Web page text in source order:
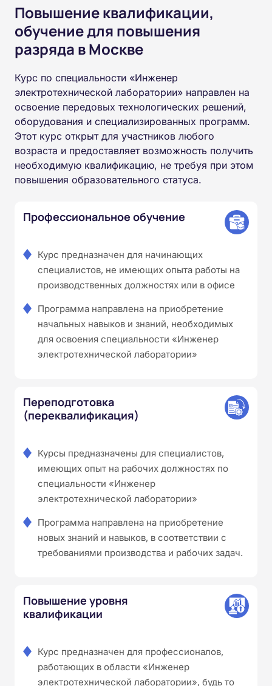
Повышение квалификации,
обучение для повышения
разряда в Москве
Курс по специальности «Инженер
электротехнической лаборатории» направлен на
освоение передовых технологических решений,
оборудования и специализированных программ.
Этот курс открыт для участников любого
возраста и предоставляет возможность получить
необходимую квалификацию, не требуя при этом
повышения образовательного статуса.
Профессиональное обучение
Курс предназначен для начинающих
специалистов, не имеющих опыта работы на
производственных должностях или в офисе
Программа направлена на приобретение
начальных навыков и знаний, необходимых
для освоения специальности «Инженер
электротехнической лаборатории»
Переподготовка
(переквалификация)
Курсы предназначены для специалистов,
имеющих опыт на рабочих должностях по
специальности «Инженер
электротехнической лаборатории»
Программа направлена на приобретение
новых знаний и навыков, в соответствии с
требованиями производства и рабочих задач.
Повышение уровня
квалификации
Курс предназначен для профессионалов,
работающих в области «Инженер
электротехнической лаборатории», будь то